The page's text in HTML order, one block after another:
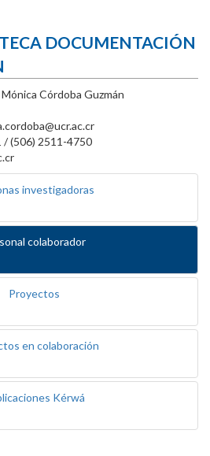
DOCUMENTACIÓN
Mónica Córdoba Guzmán
/ (506) 2511-4750
investigadoras
colaborador
Proyectos
en colaboración
Kérwá